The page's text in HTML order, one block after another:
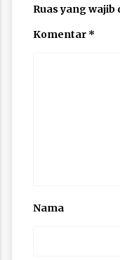
Ruas yang wajib
Komentar *
Nama